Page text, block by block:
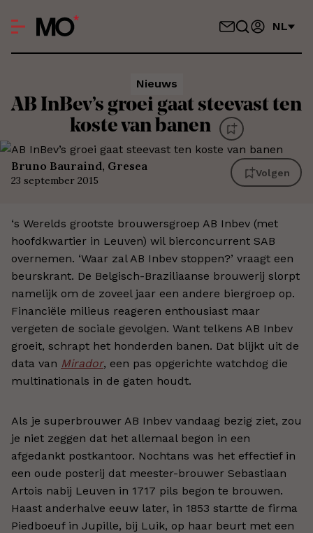
NL
Nieuws
AB InBev’s groei gaat steevast ten
koste van banen
Bruno Bauraind, Gresea
23 september 2015
Volgen
‘s Werelds grootste brouwersgroep AB Inbev (met
hoofdkwartier in Leuven) wil bierconcurrent SAB
overnemen. ‘Waar zal AB Inbev stoppen?’ vraagt een
beurskrant. De Belgisch-Braziliaanse brouwerij slorpt
namelijk om de zoveel jaar een andere biergroep op.
Financiële milieus reageren enthousiast maar
vergeten de sociale gevolgen. Want telkens AB Inbev
groeit, schrapt het honderden banen. Dat blijkt uit de
data van Mirador, een pas opgerichte watchdog die
multinationals in de gaten houdt.
Als je superbrouwer AB Inbev vandaag bezig ziet, zou
je niet zeggen dat het allemaal begon in een
afgedankt postkantoor. Nochtans was het effectief in
een oude posterij dat meester-brouwer Sebastiaan
Artois nabij Leuven in 1717 pils begon te brouwen.
Haast anderhalve eeuw later, in 1853 startte de firma
Piedboeuf in Jupille, bij Luik, op haar beurt met een